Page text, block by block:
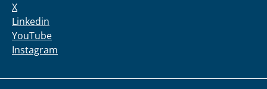
X
Linkedin
YouTube
Instagram